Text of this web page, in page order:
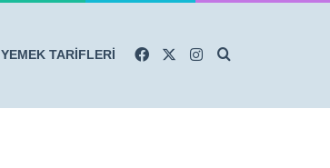
YEMEK TARİFLERİ FacebookInstagram